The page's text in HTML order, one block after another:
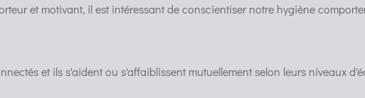
et motivant, il est intéressant de conscientiser notre hygiène
et ils s'aident ou s'affaiblissent mutuellement selon leurs niveaux